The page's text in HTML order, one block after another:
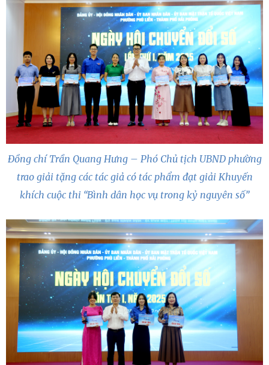
Đồng chí Trần Quang Hưng – Phó Chủ tịch UBND phường
trao giải tặng các tác giả có tác phẩm đạt giải Khuyến
khích cuộc thi “Bình dân học vụ trong kỷ nguyên số”